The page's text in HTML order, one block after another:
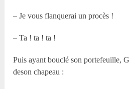
– Je vous flanquerai un procès !
– Ta ! ta ! ta !
Puis ayant bouclé son portefeuille,
deson chapeau :